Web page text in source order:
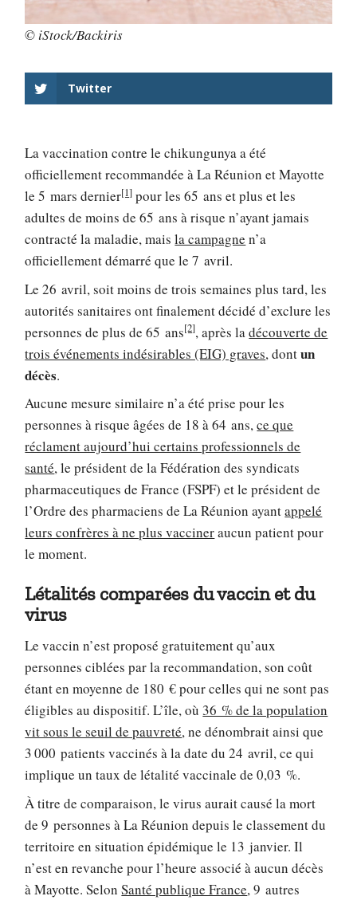
© iStock/Backiris
Twitter
La vaccination contre le chikungunya a été
officiellement recommandée à La Réunion et Mayotte
le 5 mars dernier[1] pour les 65 ans et plus et les
adultes de moins de 65 ans à risque n’ayant jamais
contracté la maladie, maisla campagne n’a
officiellement démarré que le 7 avril.
Le 26 avril, soit moins de trois semaines plus tard, les
autorités sanitaires ont finalement décidé d’exclure les
personnes de plus de 65 ans[2], après ladécouverte de
trois événements indésirables (EIG) graves, dontun
décès.
Aucune mesure similaire n’a été prise pour les
personnes à risque âgées de 18 à 64 ans,ce que
réclament aujourd’hui certains professionnels de
santé, le président de la Fédération des syndicats
pharmaceutiques de France (FSPF) et le président de
l’Ordre des pharmaciens de La Réunion ayantappelé
leurs confrères à ne plus vaccineraucun patient pour
le moment.
Létalités comparées du vaccin et du
virus
Le vaccin n’est proposé gratuitement qu’aux
personnes ciblées par la recommandation, son coût
étant en moyenne de 180 € pour celles qui ne sont pas
éligibles au dispositif. L’île, où36 % de la population
vit sous le seuil de pauvreté, ne dénombrait ainsi que
3 000 patients vaccinés à la date du 24 avril, ce qui
implique un taux de létalité vaccinale de 0,03 %.
À titre de comparaison, le virus aurait causé la mort
de 9 personnes à La Réunion depuis le classement du
territoire en situation épidémique le 13 janvier. Il
n’est en revanche pour l’heure associé à aucun décès
à Mayotte. SelonSanté publique France, 9 autres